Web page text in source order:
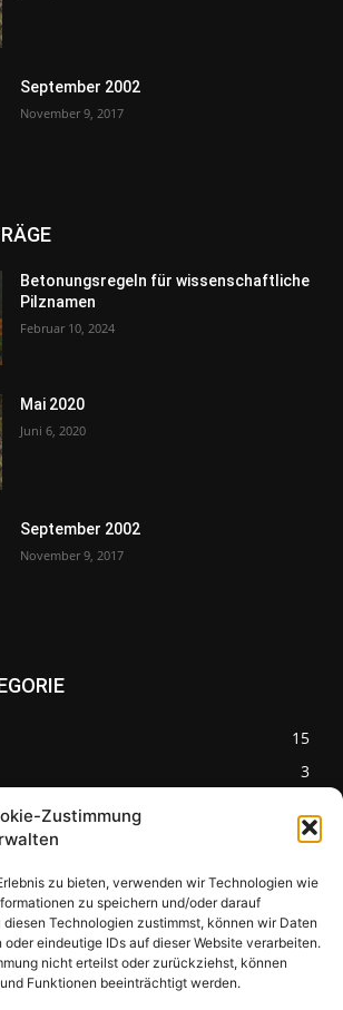
Zustimmung
zu bieten, verwenden wir Technologien wie
zu speichern und/oder darauf
Technologien zustimmst, können wir Daten
eindeutige IDs auf dieser Website verarbeiten.
nicht erteilst oder zurückziehst, können
Funktionen beeinträchtigt werden.
September 2002
November 9, 2017
Betonungsregeln für wissenschaftliche
Pilznamen
Februar 10, 2024
Mai 2020
Juni 6, 2020
September 2002
November 9, 2017
15
3
Pilzseite
Seltene Pilze aus
Mainfranken und
Deutschland